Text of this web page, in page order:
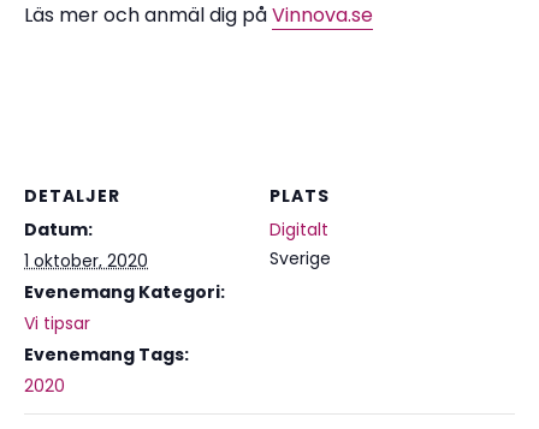
Läs mer och anmäl dig påVinnova.se
DETALJER
Datum:
1 oktober, 2020
Evenemang Kategori:
Vi tipsar
Evenemang Tags:
2020
PLATS
Digitalt
Sverige